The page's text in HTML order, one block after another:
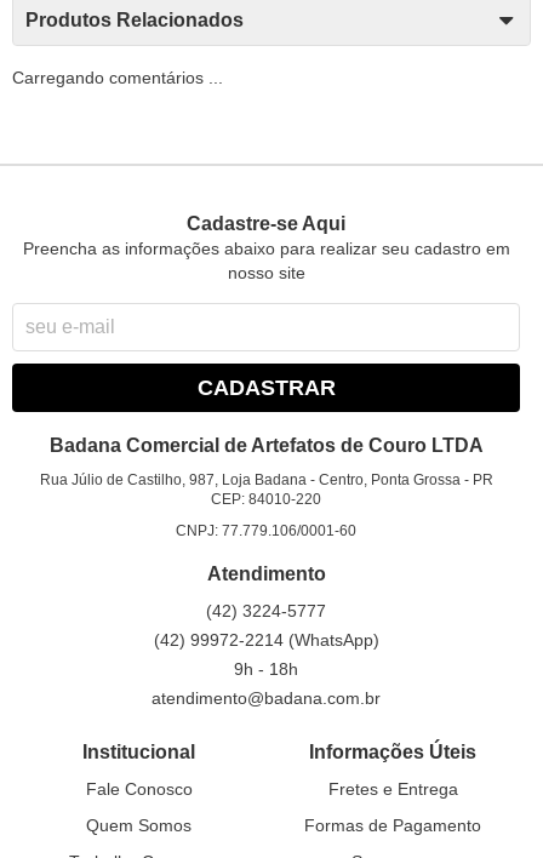
Produtos Relacionados
Carregando comentários ...
Cadastre-se Aqui
Preencha as informações abaixo para realizar seu cadastro em
nosso site
CADASTRAR
Badana Comercial de Artefatos de Couro LTDA
Rua Júlio de Castilho, 987, Loja Badana - Centro, Ponta Grossa - PR
CEP: 84010-220
CNPJ: 77.779.106/0001-60
Atendimento
(42) 3224-5777
(42) 99972-2214 (WhatsApp)
9h - 18h
atendimento@badana.com.br
Institucional
Fale Conosco
Quem Somos
Informações Úteis
Fretes e Entrega
Formas de Pagamento